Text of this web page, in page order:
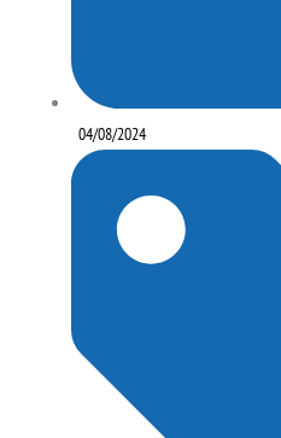
04/08/2024